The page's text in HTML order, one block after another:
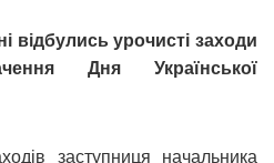
відбулись урочисті заходи
Дня Української
заступниця начальника